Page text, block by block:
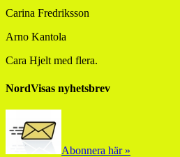
Carina Fredriksson
Arno Kantola
Cara Hjelt med flera.
NordVisas nyhetsbrev
Abonnera här »